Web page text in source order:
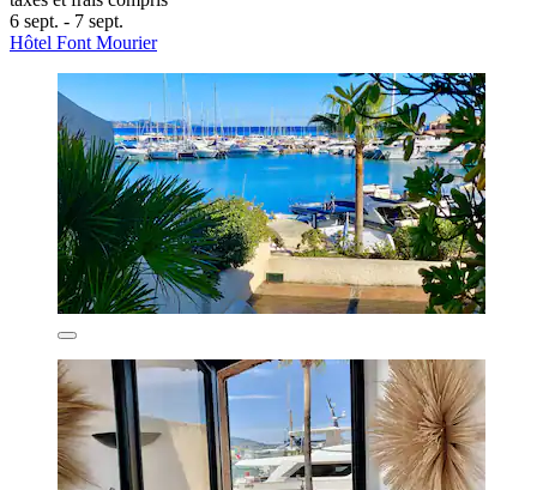
6 sept. - 7 sept.
Hôtel Font Mourier